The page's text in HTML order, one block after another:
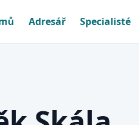
Adresář Specialisté